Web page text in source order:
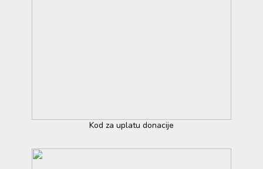
Kod za uplatu donacije